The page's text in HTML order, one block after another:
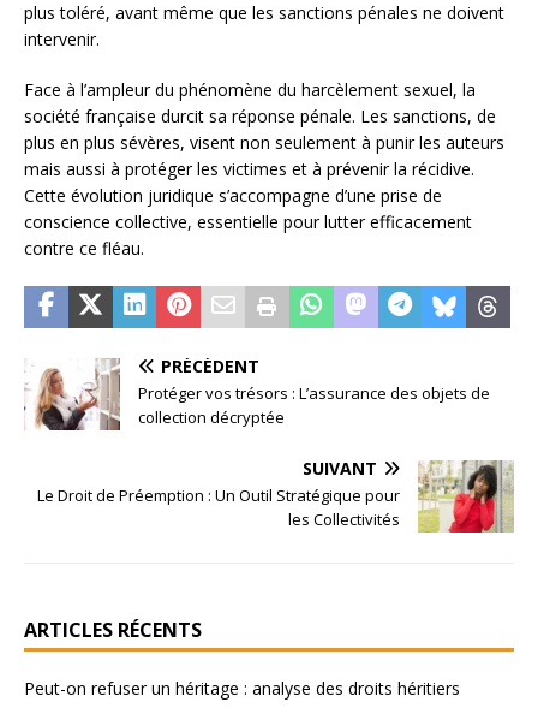
plus toléré, avant même que les sanctions pénales ne doivent
intervenir.
Face à l’ampleur du phénomène du harcèlement sexuel, la
société française durcit sa réponse pénale. Les sanctions, de
plus en plus sévères, visent non seulement à punir les auteurs
mais aussi à protéger les victimes et à prévenir la récidive.
Cette évolution juridique s’accompagne d’une prise de
conscience collective, essentielle pour lutter efficacement
contre ce fléau.
PRÉCÉDENT
Protéger vos trésors : L’assurance des objets de
collection décryptée
SUIVANT
Le Droit de Préemption : Un Outil Stratégique pour
les Collectivités
ARTICLES RÉCENTS
Peut-on refuser un héritage : analyse des droits héritiers